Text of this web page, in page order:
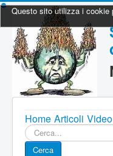
Questo sito utilizza i cookie
Home Articoli Video
Cerca...
Cerca